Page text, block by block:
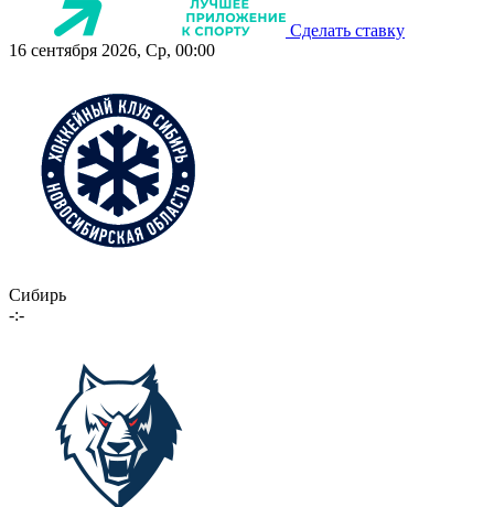
Сделать ставку
16 сентября 2026, Ср, 00:00
Сибирь
-:-